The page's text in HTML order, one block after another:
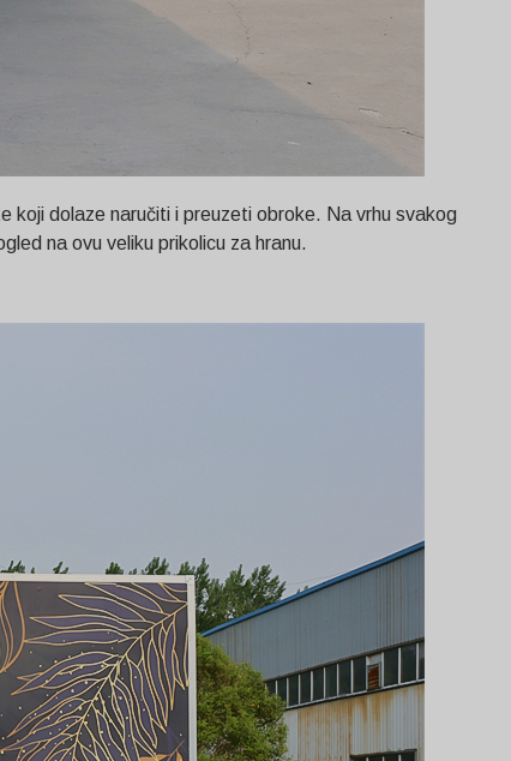
koji dolaze naručiti i preuzeti obroke. Na vrhu svakog
na ovu veliku prikolicu za hranu.